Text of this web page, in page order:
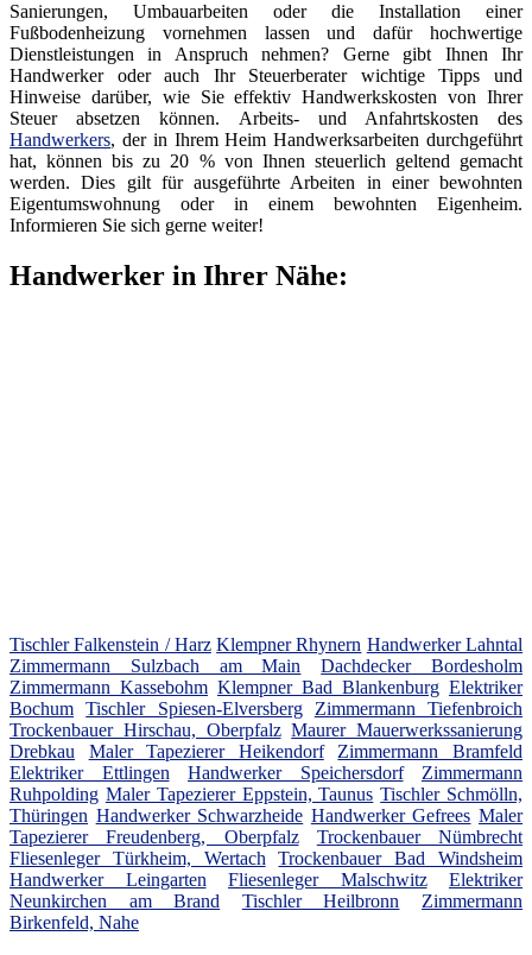
Sanierungen, Umbauarbeiten oder die Installation einer
Fußbodenheizung vornehmen lassen und dafür hochwertige
Dienstleistungen in Anspruch nehmen? Gerne gibt Ihnen Ihr
Handwerker oder auch Ihr Steuerberater wichtige Tipps und
Hinweise darüber, wie Sie effektiv Handwerkskosten von Ihrer
Steuer absetzen können. Arbeits- und Anfahrtskosten des
Handwerkers, der in Ihrem Heim Handwerksarbeiten durchgeführt
hat, können bis zu 20 % von Ihnen steuerlich geltend gemacht
werden. Dies gilt für ausgeführte Arbeiten in einer bewohnten
Eigentumswohnung oder in einem bewohnten Eigenheim.
Informieren Sie sich gerne weiter!
Handwerker in Ihrer Nähe:
Tischler Falkenstein / Harz Klempner Rhynern Handwerker Lahntal
Zimmermann Sulzbach am Main
Dachdecker Bordesholm
Zimmermann Kassebohm Klempner Bad Blankenburg Elektriker
Bochum
Tischler Spiesen-Elversberg
Zimmermann Tiefenbroich
Trockenbauer Hirschau, Oberpfalz Maurer Mauerwerkssanierung
Drebkau
Maler Tapezierer Heikendorf
Zimmermann Bramfeld
Elektriker Ettlingen
Handwerker Speichersdorf
Zimmermann
Ruhpolding Maler Tapezierer Eppstein, Taunus Tischler Schmölln,
Thüringen Handwerker Schwarzheide Handwerker Gefrees Maler
Tapezierer Freudenberg, Oberpfalz
Trockenbauer Nümbrecht
Fliesenleger Türkheim, Wertach
Trockenbauer Bad Windsheim
Handwerker Leingarten
Fliesenleger Malschwitz
Elektriker
Neunkirchen am Brand
Tischler Heilbronn
Zimmermann
Birkenfeld, Nahe